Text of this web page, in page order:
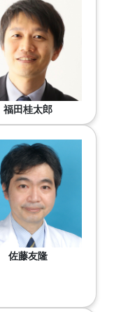
福田桂太郎
佐藤友隆